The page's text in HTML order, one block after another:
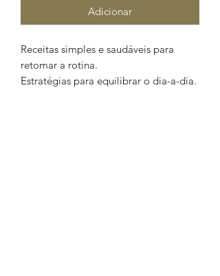
Adicionar
Receitas simples e saudáveis para
retomar a rotina.
Estratégias para equilibrar o dia-a-dia.